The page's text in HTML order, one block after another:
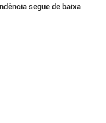
segue de baixa